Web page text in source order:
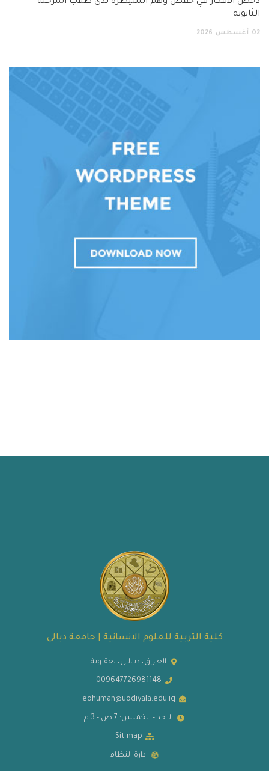
الثانوية
02 أغسطس 2026
كلية التربية للعلوم الانسانية | جامعة ديالى
العـراق، ديـالــى، بعقــوبة
009647726981148
eohuman@uodiyala.edu.iq
الاحد - الخميس: 7 ص - 3 م
Sit map
ادارة النظام